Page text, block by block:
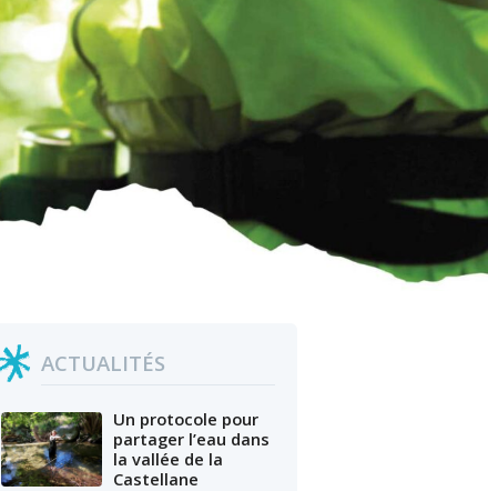
ACTUALITÉS
Un protocole pour
partager l’eau dans
la vallée de la
Castellane